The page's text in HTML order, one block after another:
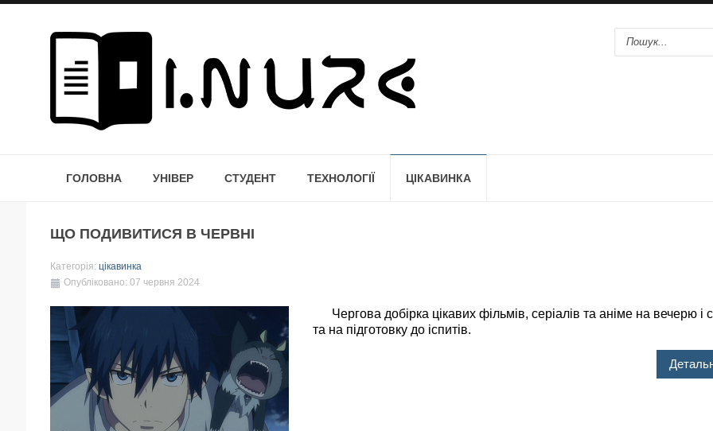
ГОЛОВНА УНІВЕР СТУДЕНТ ТЕХНОЛОГІЇ ЦІКАВИНКА
ЩО ПОДИВИТИСЯ В ЧЕРВНІ
Категорія: цікавинка
Опубліковано: 07 червня 2024
Чергова добірка цікавих фільмів, серіалів та аніме на вечерю і
та на підготовку до іспитів.